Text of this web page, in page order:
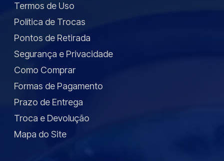
Termos de Uso
Política de Trocas
Pontos de Retirada
Segurança e Privacidade
Como Comprar
Formas de Pagamento
Prazo de Entrega
Troca e Devolução
Mapa do Site